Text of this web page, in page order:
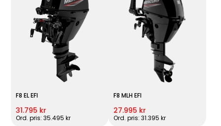
F8 EL EFI
31.795 kr
Ord. pris: 35.495 kr
F8 MLH EFI
27.995 kr
Ord. pris: 31.395 kr